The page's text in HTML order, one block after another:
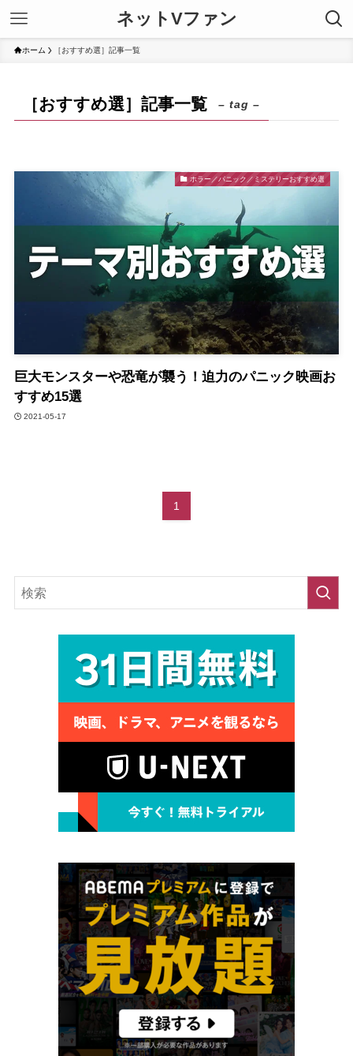
ネットVファン
ホーム ［おすすめ選］記事一覧
［おすすめ選］記事一覧 – tag –
ホラー／パニック／ミステリーおすすめ選
巨大モンスターや恐竜が襲う！迫力のパニック映画お
すすめ15選
2021-05-17
1